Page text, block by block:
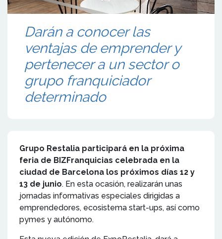
Darán a conocer las
ventajas de emprender y
pertenecer a un sector o
grupo franquiciador
determinado
Grupo Restalia participará en la próxima
feria de BIZFranquicias celebrada en la
ciudad de Barcelona los próximos días 12 y
13 de junio. En esta ocasión, realizarán unas
jornadas informativas especiales dirigidas a
emprendedores, ecosistema start-ups, así como
pymes y autónomo.